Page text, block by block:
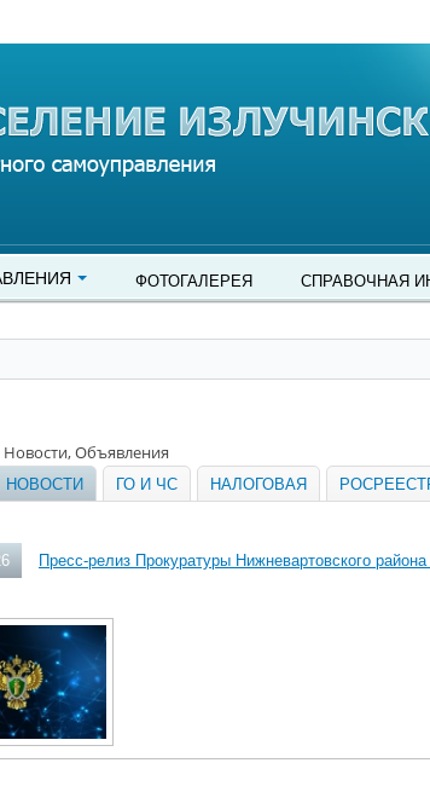
ФОТОГАЛЕРЕЯ СПРАВОЧНАЯ
Новости, Объявления
НОВОСТИ ГО И ЧС НАЛОГОВАЯ
Пресс-релиз Прокуратуры Нижневартовского